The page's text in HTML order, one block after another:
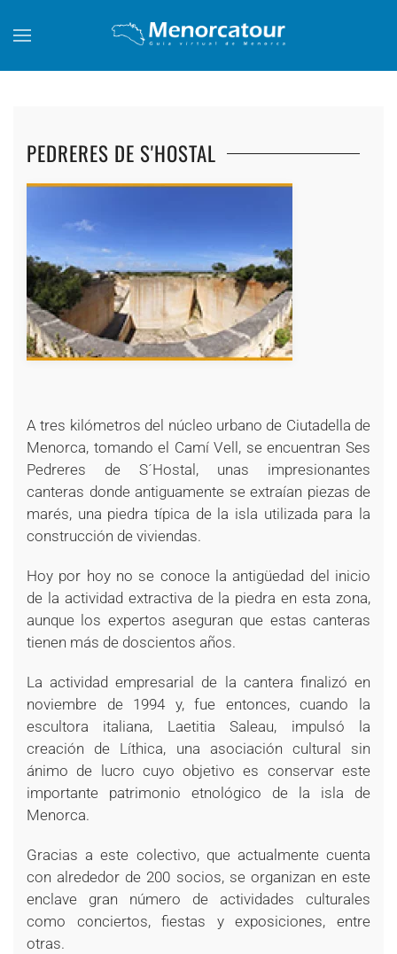
Skip to main content
PEDRERES DE S'HOSTAL
+
A tres kilómetros del núcleo urbano de Ciutadella de
Menorca, tomando el Camí Vell, se encuentran Ses
Pedreres de S´Hostal, unas impresionantes
canteras donde antiguamente se extraían piezas de
marés, una piedra típica de la isla utilizada para la
construcción de viviendas.
Hoy por hoy no se conoce la antigüedad del inicio
de la actividad extractiva de la piedra en esta zona,
aunque los expertos aseguran que estas canteras
tienen más de doscientos años.
La actividad empresarial de la cantera finalizó en
noviembre de 1994 y, fue entonces, cuando la
escultora italiana, Laetitia Saleau, impulsó la
creación de Líthica, una asociación cultural sin
ánimo de lucro cuyo objetivo es conservar este
importante patrimonio etnológico de la isla de
Menorca.
Gracias a este colectivo, que actualmente cuenta
con alrededor de 200 socios, se organizan en este
enclave gran número de actividades culturales
como conciertos, fiestas y exposiciones, entre
otras.